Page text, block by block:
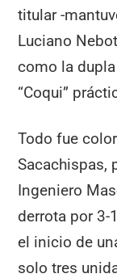
titular -
Luciano
como la
“Coqui”
Todo fue
Sacachispas,
Ingeniero
derrota por 3-
el inicio de
solo tres